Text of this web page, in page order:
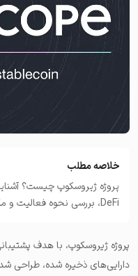
خلاصه مطلب
DeFi، بررسی نحوه فعالیت و مکانیسم‌های پروژه ژیروسکوپ.
پروژه ژیروسکوپ، با هدف
دارایی‌های ذخیره شده، طراحی